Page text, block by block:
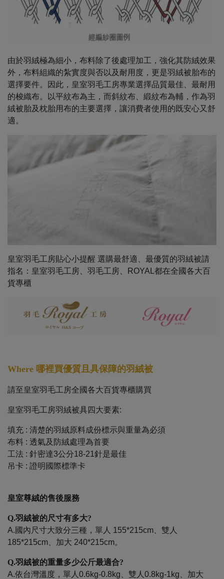
由於羽絨極為細小，布料除了後處理加工，強化其防絨效果
外，布料組織的紮實度與否以及耐用度，更是羽絨被胎布的
選擇要件。因此，皇室羽毛工房專業選擇品質最佳、最耐用
的梭織布。以平紋布為主，而斜紋布、緞紋布為輔，作為羽
絨被胎及枕胎用布的主要選擇，讓消費者使用的既安心又舒
適。
皇室羽毛工房貼心小提醒 選購最舒適、最優質的羽絨被請
指名：皇室羽毛工房、羽毛工房、ROYAL都在全國各大百
貨專櫃
Where 哪裡買優質且具保障的羽絨被
請至皇室羽毛工房全國各大百貨專櫃購買
皇室羽毛工房羽絨被具四大要素:
填充 : 清楚的羽絨原料成份標示與重量為必須
布料 : 透氣及防絨處理為首要
工法 : 針密達3公分18-21針是最佳
吊卡 : 證明國際標準卡
皇室尊絨的售後服務
Q.羽絨被的尺寸有多大?
A.國內尺寸大致分三種，單人 155*215cm、雙人
185*215cm、加大 240*215cm。
Q.羽絨被的重量多少公斤最適合?
A.依台灣溫度，單人0.6kg-0.8kg、雙人0.8kg-1kg、加大